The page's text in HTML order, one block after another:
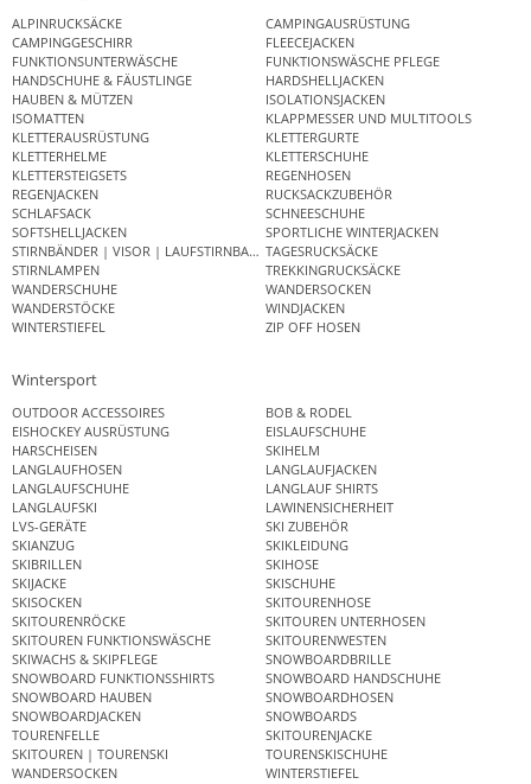
ALPINRUCKSÄCKE
CAMPINGAUSRÜSTUNG
CAMPINGGESCHIRR
FLEECEJACKEN
FUNKTIONSUNTERWÄSCHE
FUNKTIONSWÄSCHE PFLEGE
HANDSCHUHE & FÄUSTLINGE
HARDSHELLJACKEN
HAUBEN & MÜTZEN
ISOLATIONSJACKEN
ISOMATTEN
KLAPPMESSER UND MULTITOOLS
KLETTERAUSRÜSTUNG
KLETTERGURTE
KLETTERHELME
KLETTERSCHUHE
KLETTERSTEIGSETS
REGENHOSEN
REGENJACKEN
RUCKSACKZUBEHÖR
SCHLAFSACK
SCHNEESCHUHE
SOFTSHELLJACKEN
SPORTLICHE WINTERJACKEN
STIRNBÄNDER | VISOR | LAUFSTIRNBANDTAGESRUCKSÄCKE
STIRNLAMPEN
TREKKINGRUCKSÄCKE
WANDERSCHUHE
WANDERSOCKEN
WANDERSTÖCKE
WINDJACKEN
WINTERSTIEFEL
ZIP OFF HOSEN
Wintersport
OUTDOOR ACCESSOIRES
BOB & RODEL
EISHOCKEY AUSRÜSTUNG
EISLAUFSCHUHE
HARSCHEISEN
SKIHELM
LANGLAUFHOSEN
LANGLAUFJACKEN
LANGLAUFSCHUHE
LANGLAUF SHIRTS
LANGLAUFSKI
LAWINENSICHERHEIT
LVS-GERÄTE
SKI ZUBEHÖR
SKIANZUG
SKIKLEIDUNG
SKIBRILLEN
SKIHOSE
SKIJACKE
SKISCHUHE
SKISOCKEN
SKITOURENHOSE
SKITOURENRÖCKE
SKITOUREN UNTERHOSEN
SKITOUREN FUNKTIONSWÄSCHE
SKITOURENWESTEN
SKIWACHS & SKIPFLEGE
SNOWBOARDBRILLE
SNOWBOARD FUNKTIONSSHIRTS
SNOWBOARD HANDSCHUHE
SNOWBOARD HAUBEN
SNOWBOARDHOSEN
SNOWBOARDJACKEN
SNOWBOARDS
TOURENFELLE
SKITOURENJACKE
SKITOUREN | TOURENSKI
TOURENSKISCHUHE
WANDERSOCKEN
WINTERSTIEFEL